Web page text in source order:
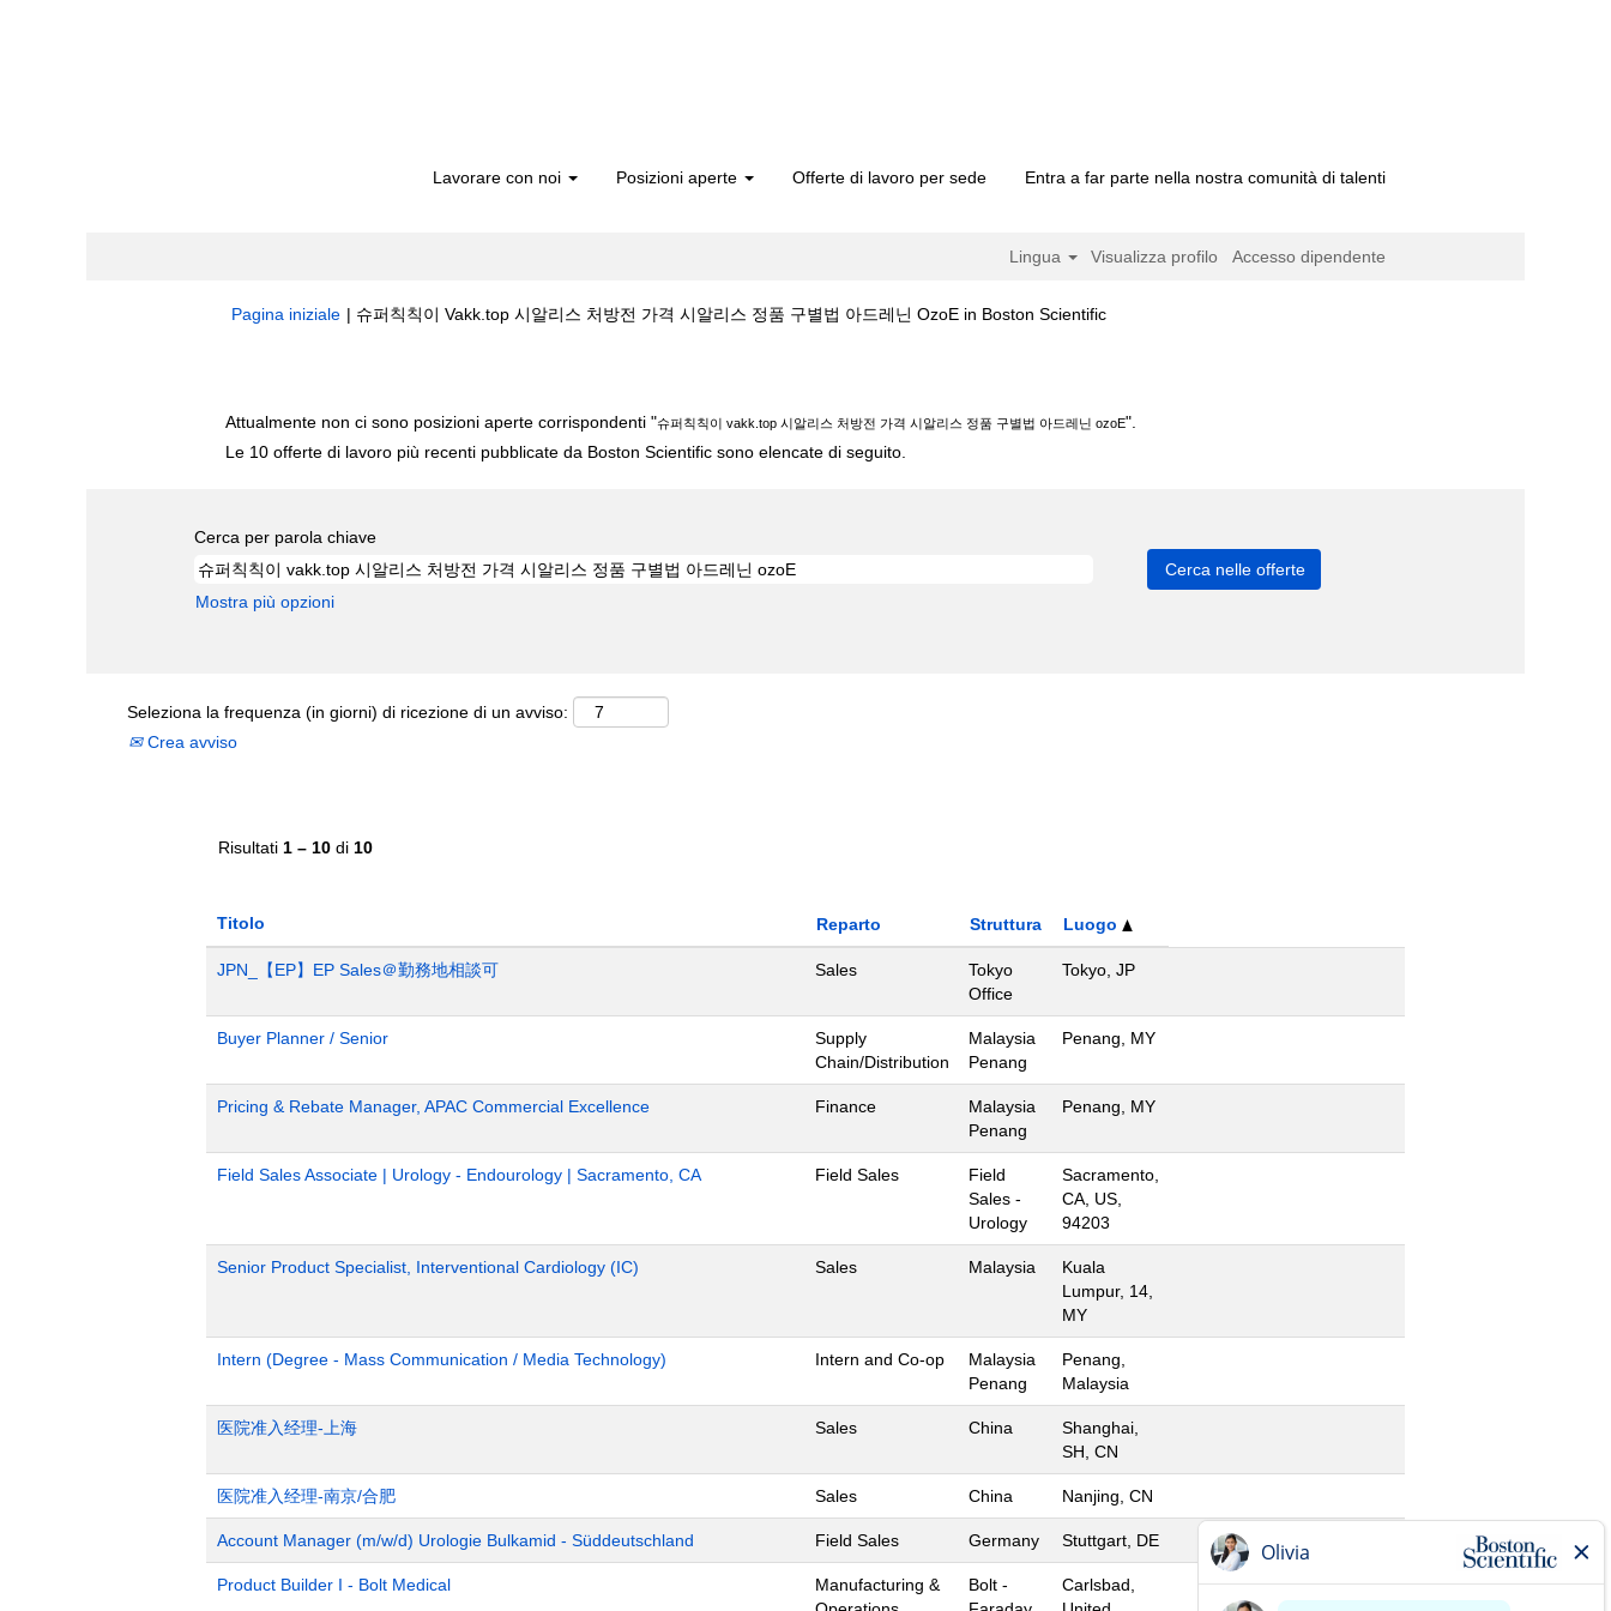
Lavorare con noi Posizioni aperte Offerte di lavoro per sede Entra a far parte nella nostra comunità di talenti
Lingua Visualizza profilo Accesso dipendente
Pagina iniziale | 슈퍼칙칙이 Vakk.top 시알리스 처방전 가격 시알리스 정품 구별법 아드레닌 OzoE in Boston Scientific(pagina
Attualmente non ci sono posizioni aperte corrispondenti "슈퍼칙칙이 vakk.top 시알리스 처방전 가격 시알리스 정품 구별법 아드레닌 ozoE".
Le 10 offerte di lavoro più recenti pubblicate da Boston Scientific sono elencate di seguito.
Cerca per parola chiave
Mostra più opzioni
Seleziona la frequenza (in giorni) di ricezione di un avviso:
Crea avviso
Risultati 1 – 10 di 10
Titolo Reparto Struttura Luogo
JPN_【EP】EP Sales＠勤務地相談可 Sales
Tokyo
Office
Tokyo, JP
Buyer Planner / Senior
Supply
Chain/Distribution
Malaysia
Penang
Penang, MY
Pricing & Rebate Manager, APAC Commercial Excellence Finance
Malaysia
Penang
Penang, MY
Field Sales Associate | Urology - Endourology | Sacramento, CA Field Sales
Field
Sales -
Urology
Sacramento,
CA, US,
94203
Senior Product Specialist, Interventional Cardiology (IC) Sales Malaysia
Kuala
Lumpur, 14,
MY
Intern (Degree - Mass Communication / Media Technology) Intern and Co-op
Malaysia
Penang
Penang,
Malaysia
医院准入经理-上海 Sales China
Shanghai,
SH, CN
医院准入经理-南京/合肥 Sales China Nanjing, CN
Account Manager (m/w/d) Urologie Bulkamid - Süddeutschland Field Sales Germany Stuttgart, DE
Product Builder I - Bolt Medical
Manufacturing &
Bolt -
Carlsbad,